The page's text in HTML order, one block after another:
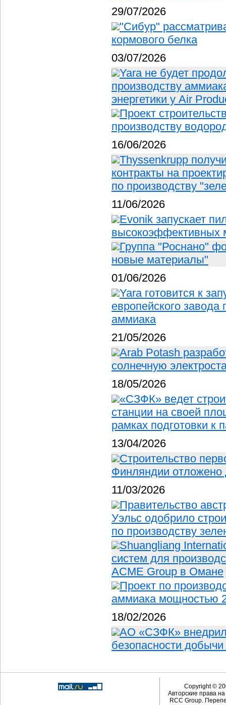
29/07/2026
"Сибур"
кормового белка
03/07/2026
Yara не будет
производству
энергетики у Air
Проект
производству
16/06/2026
Thyssenkrupp
контракты на
по производству
11/06/2026
Evonik запускает
высокоэффективных
Группа "Роснано"
новые материалы"
01/06/2026
Yara готовится к
европейского завода
аммиака
21/05/2026
Arab Potash
солнечную
18/05/2026
«СЗФК» ведет
станции на своей
рамках подготовки к
13/04/2026
Строительство
Финляндии отложено
11/03/2026
Правительство
Уэльс одобрило
по производству
Shuangliang
систем для
ACME Group в Омане
Проект по
аммиака мощностью
18/02/2026
АО «СЗФК»
безопасности
Copyright ©
Авторские права
RCC Group.